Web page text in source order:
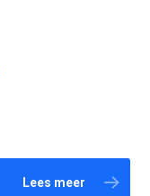
Lees meer